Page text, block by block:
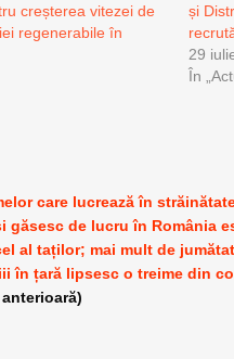
creșterea vitezei de
regenerabile în
și
29
În
care lucrează în
găsesc de lucru în România
al taților; mai mult de
în țară lipsesc o treime din